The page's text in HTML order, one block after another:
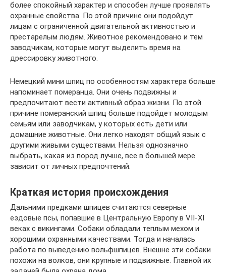
более спокойный характер и способен лучше проявлять
охранные свойства. По этой причине они подойдут
лицам с ограниченной двигательной активностью и
престарелым людям. Животное рекомендовано и тем
заводчикам, которые могут выделить время на
дрессировку животного.
Немецкий мини шпиц по особенностям характера больше
напоминает померанца. Они очень подвижны и
предпочитают вести активный образ жизни. По этой
причине померанский шпиц больше подойдет молодым
семьям или заводчикам, у которых есть дети или
домашние животные. Они легко находят общий язык с
другими живыми существами. Нельзя однозначно
выбрать, какая из пород лучше, все в большей мере
зависит от личных предпочтений.
Краткая история происхождения
Дальними предками шпицев считаются северные
ездовые псы, попавшие в Центральную Европу в VII-XI
веках с викингами. Собаки обладали теплым мехом и
хорошими охранными качествами. Тогда и началась
работа по выведению вольфшпицев. Внешне эти собаки
похожи на волков, они крупные и подвижные. Главной их